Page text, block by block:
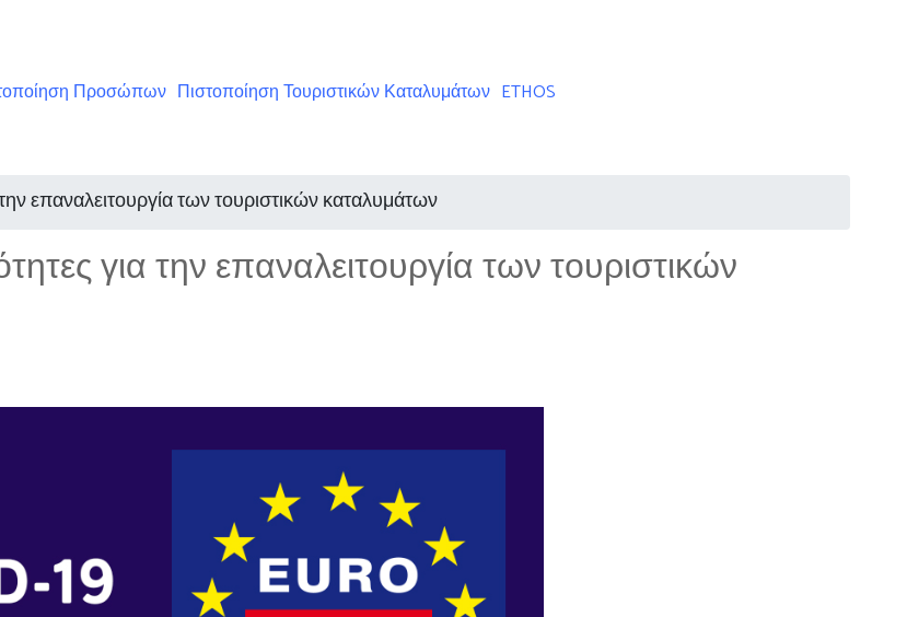
Προσώπων Πιστοποίηση Τουριστικών Καταλυμάτων ETHOS
επαναλειτουργία των τουριστικών καταλυμάτων
για την επαναλειτουργία των τουριστικών